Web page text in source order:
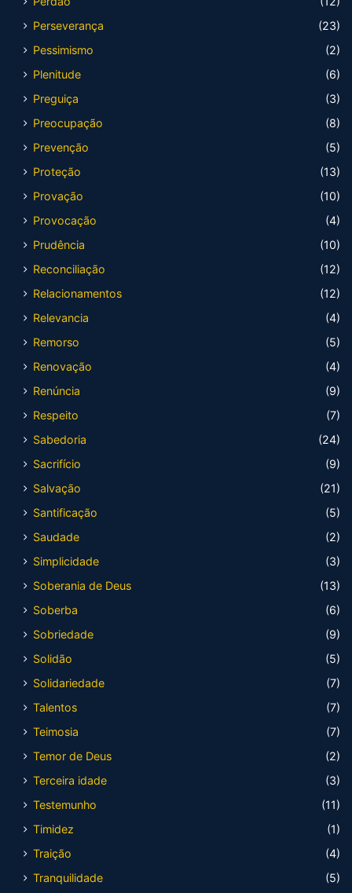
Perseverança
(23)
Pessimismo
(2)
Plenitude
(6)
Preguiça
(3)
Preocupação
(8)
Prevenção
(5)
Proteção
(13)
Provação
(10)
Provocação
(4)
Prudência
(10)
Reconciliação
(12)
Relacionamentos
(12)
Relevancia
(4)
Remorso
(5)
Renovação
(4)
Renúncia
(9)
Respeito
(7)
Sabedoria
(24)
Sacrifício
(9)
Salvação
(21)
Santificação
(5)
Saudade
(2)
Simplicidade
(3)
Soberania de Deus
(13)
Soberba
(6)
Sobriedade
(9)
Solidão
(5)
Solidariedade
(7)
Talentos
(7)
Teimosia
(7)
Temor de Deus
(2)
Terceira idade
(3)
Testemunho
(11)
Timidez
(1)
Traição
(4)
Tranquilidade
(5)